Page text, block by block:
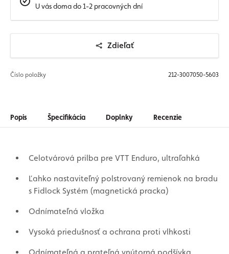
U vás doma do 1-2 pracovných dní
Zdieľať
Číslo položky 212-3007050-5603
Popis Špecifikácia Doplnky Recenzie
Celotvárová prilba pre VTT Enduro, ultraľahká
Ľahko nastaviteľný polstrovaný remienok na bradu
s Fidlock Systém (magnetická pracka)
Odnímateľná vložka
Vysoká priedušnosť a ochrana proti vlhkosti